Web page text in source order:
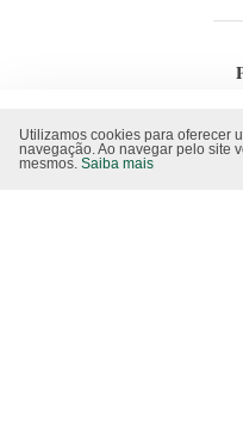
Utilizamos cookies para oferecer
navegação. Ao navegar pelo site
mesmos. Saiba mais